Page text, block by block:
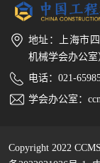
地址：上海市
机械学会办公室
电话：021-
学会办公室：
Copyright 2022